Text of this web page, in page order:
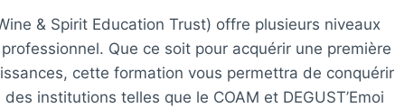
& Spirit Education Trust) offre plusieurs niveaux
Que ce soit pour acquérir une première
cette formation vous permettra de conquérir
institutions telles que le COAM et DEGUST’Emoi